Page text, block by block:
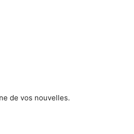
de vos nouvelles.